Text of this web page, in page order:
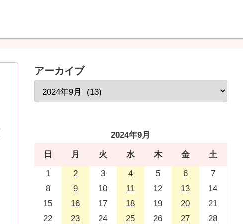
アーカイブ
2024年9月
日 月 火 水 木 金
土
1
2 3 4 5 6
7
8
9 10 11 12 13
14
15
16 17 18 19 20
21
22
23 24 25 26 27 28